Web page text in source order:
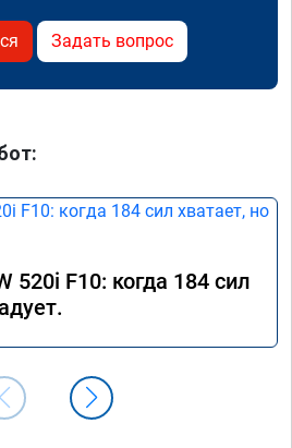
Задать вопрос
520i F10: когда 184 сил